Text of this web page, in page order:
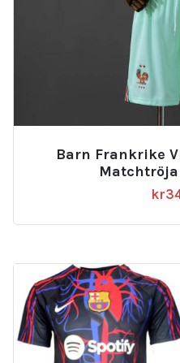
Barn Frankrike
kr